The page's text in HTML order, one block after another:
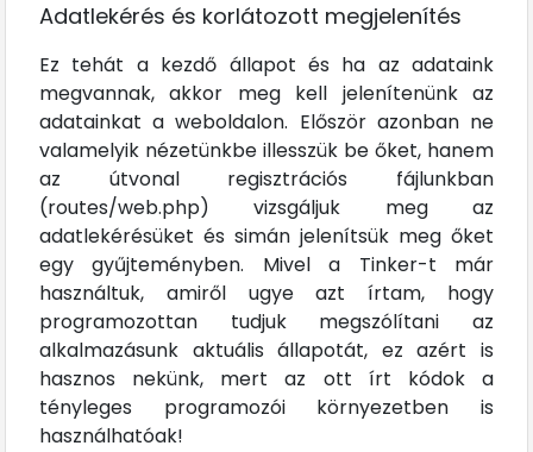
Adatlekérés és korlátozott megjelenítés
Ez tehát a kezdő állapot és ha az adataink
megvannak, akkor meg kell jelenítenünk az
adatainkat a weboldalon. Először azonban ne
valamelyik nézetünkbe illesszük be őket, hanem
az útvonal regisztrációs fájlunkban
(routes/web.php) vizsgáljuk meg az
adatlekérésüket és simán jelenítsük meg őket
egy gyűjteményben. Mivel a Tinker-t már
használtuk, amiről ugye azt írtam, hogy
programozottan tudjuk megszólítani az
alkalmazásunk aktuális állapotát, ez azért is
hasznos nekünk, mert az ott írt kódok a
tényleges programozói környezetben is
használhatóak!